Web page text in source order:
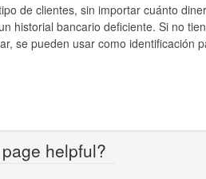
de clientes, sin importar cuánto
historial bancario deficiente. Si no
se pueden usar como identificación
helpful?